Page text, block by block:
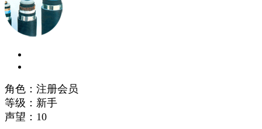
角色：注册会员
等级：新手
声望： 10